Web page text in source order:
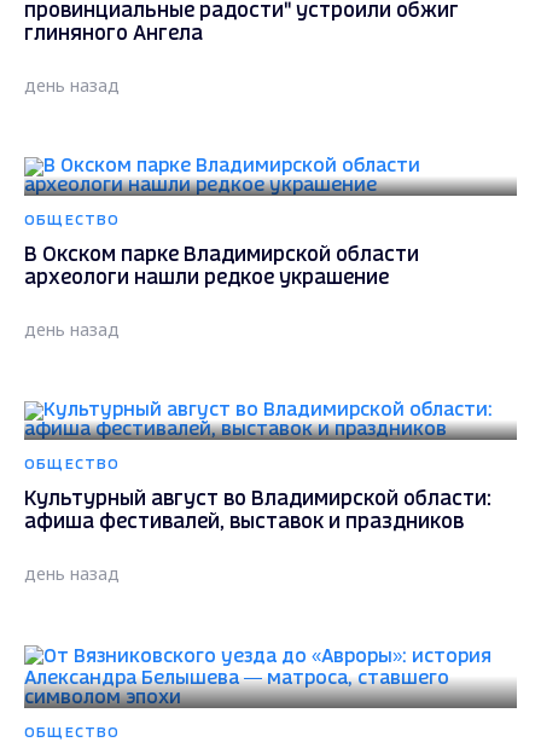
провинциальные радости" устроили обжиг
глиняного Ангела
день назад
ОБЩЕСТВО
В Окском парке Владимирской области
археологи нашли редкое украшение
день назад
ОБЩЕСТВО
Культурный август во Владимирской области:
афиша фестивалей, выставок и праздников
день назад
ОБЩЕСТВО